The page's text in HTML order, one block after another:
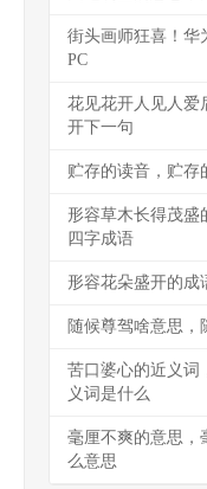
街头画师狂喜！华
PC
花见花开人见人爱
开下一句
贮存的读音，贮存
形容草木长得茂盛
四字成语
形容花朵盛开的成
随候尊驾啥意思，
苦口婆心的近义词
义词是什么
毫厘不爽的意思，
么意思